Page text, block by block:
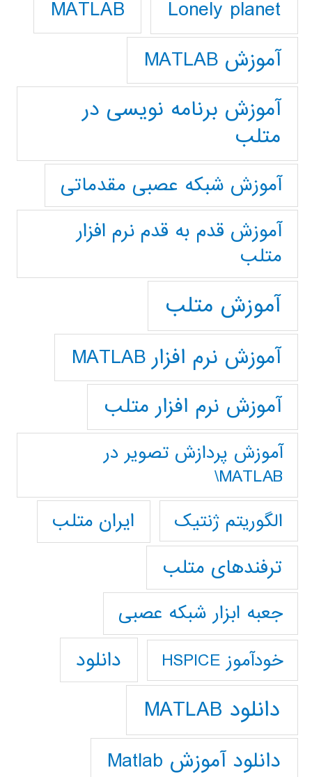
Lonely planet
MATLAB
آموزش MATLAB
آموزش برنامه نویسی در
متلب
آموزش شبکه عصبی مقدماتی
آموزش قدم به قدم نرم افزار
متلب
آموزش متلب
آموزش نرم افزار MATLAB
آموزش نرم افزار متلب
آموزش پردازش تصوير در
MATLAB\
الگوریتم ژنتیک
ایران متلب
ترفندهای متلب
جعبه ابزار شبکه عصبی
خودآموز HSPICE دانلود
دانلود MATLAB
دانلود آموزش Matlab